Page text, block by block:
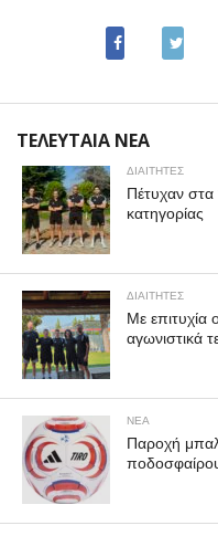
ΤΕΛΕΥΤΑΙΑ ΝΕΑ
ΔΙΑΙΤΗΤΕΣ
Πέτυχαν στα
κατηγορίας
ΔΙΑΙΤΗΤΕΣ
Με
αγωνιστικά
ΝΕΑ
Παροχή